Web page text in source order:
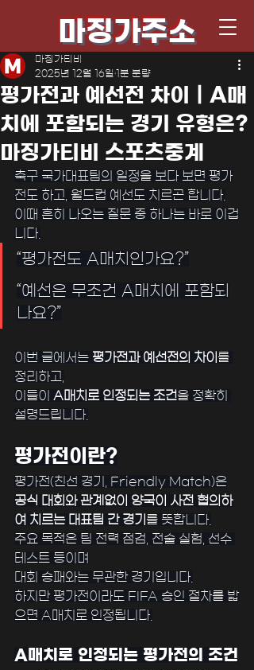
마징가주소
평가전과 예선전 차이｜A매
치에 포함되는 경기 유형은?
마징가티비 스포츠중계
마징가티비
2025년 12월 16일 1분 분량
﻿﻿축구 국가대표팀의 일정을 보다 보면 평가
전도 하고, 월드컵 예선도 치르곤 합니다.
이때 흔히 나오는 질문 중 하나는 바로 이겁
니다.
“평가전도 A매치인가요?”
“예선은 무조건 A매치에 포함되
나요?”
﻿이번 글에서는 평가전과 예선전의 차이 를
정리하고,
이들이 A매치로 인정되는 조건을 정확히
설명드립니다.
평가전이란?
평가전(친선 경기, Friendly Match)은
공식 대회와 관계없이 양국이 사전 협의하
여 치르는 대표팀 간 경기 를 뜻합니다.
주요 목적은 팀 전력 점검, 전술 실험, 선수
테스트 등이며
대회 승패와는 무관한 경기입니다.
하지만 평가전이라도 FIFA 승인 절차를 밟
으면 A매치로 인정됩니다.
A매치로 인정되는 평가전의 조건